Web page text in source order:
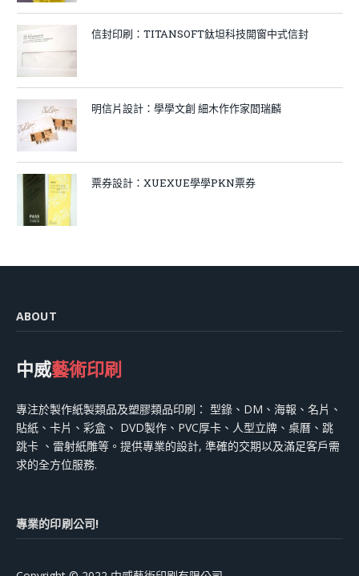
信封印刷：TITANSOFT鈦坦科技開窗中式信封
明信片設計：學學文創 細木作作家閻瑞麟
票券設計：XUEXUE學學PKN票券
ABOUT
中威藝術印刷
專注於製作紙製類品及塑膠類品印刷： 型錄、DM、海報、名片、
貼紙、卡片、彩盒、 DVD製作、PVC厚卡、人型立牌、桌曆、跳
跳卡 、雷射紙雕等。提供專業的設計, 準確的交期以及滿足客戶需
求的全方位服務.
專業的印刷公司!